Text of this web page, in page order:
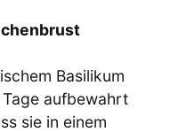
Basilikum
aufbewahrt
sie in einem